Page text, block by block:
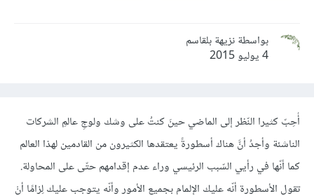
بواسطة نزيهة بلقاسم
4 يوليو 2015
أُحِبّ كثيرا النّظر إلى الماضي حينَ كنتُ على وشك ولوجِ عالمِ الشركات
الناشئة وأجدُ أنَّ هناك أسطورةً يعتقدها الكثيرون من القادمين لهذا العالم
كما أنّها في رأيي السّبب الرئيسي وراء عدم إقدامهم حتّى على المحاولة.
تقول الأسطورة أنّه عليك الإلمام بجميع الأمور وأنّه يتوجب عليك لِزامًا أنْ